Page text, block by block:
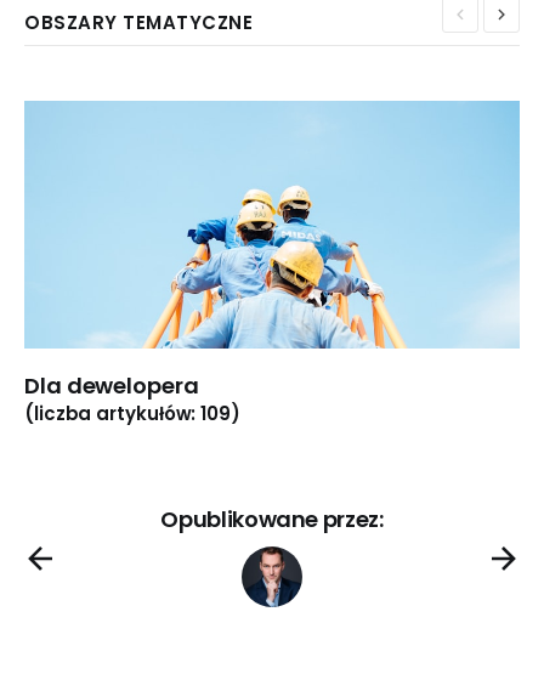
OBSZARY TEMATYCZNE
Dla dewelopera
(liczba artykułów: 109)
Opublikowane przez: